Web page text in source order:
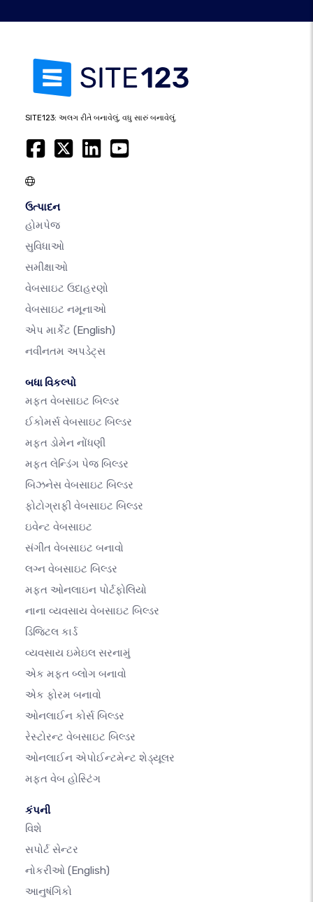
SITE123: અલગ રીતે બનાવેલું, વધુ સારું બનાવેલું.
ઉત્પાદન
હોમપેજ
સુવિધાઓ
સમીક્ષાઓ
વેબસાઇટ ઉદાહરણો
વેબસાઇટ નમૂનાઓ
એપ માર્કેટ (English)
નવીનતમ અપડેટ્સ
બધા વિકલ્પો
મફત વેબસાઇટ બિલ્ડર
ઈકોમર્સ વેબસાઇટ બિલ્ડર
મફત ડોમેન નોંધણી
મફત લેન્ડિંગ પેજ બિલ્ડર
બિઝનેસ વેબસાઇટ બિલ્ડર
ફોટોગ્રાફી વેબસાઇટ બિલ્ડર
ઇવેન્ટ વેબસાઇટ
સંગીત વેબસાઇટ બનાવો
લગ્ન વેબસાઇટ બિલ્ડર
મફત ઓનલાઇન પોર્ટફોલિયો
નાના વ્યવસાય વેબસાઇટ બિલ્ડર
ડિજિટલ કાર્ડ
વ્યવસાય ઇમેઇલ સરનામું
એક મફત બ્લોગ બનાવો
એક ફોરમ બનાવો
ઓનલાઈન કોર્સ બિલ્ડર
રેસ્ટોરન્ટ વેબસાઇટ બિલ્ડર
ઓનલાઈન એપોઈન્ટમેન્ટ શેડ્યૂલર
મફત વેબ હોસ્ટિંગ
કંપની
વિશે
સપોર્ટ સેન્ટર
નોકરીઓ (English)
આનુષંગિકો